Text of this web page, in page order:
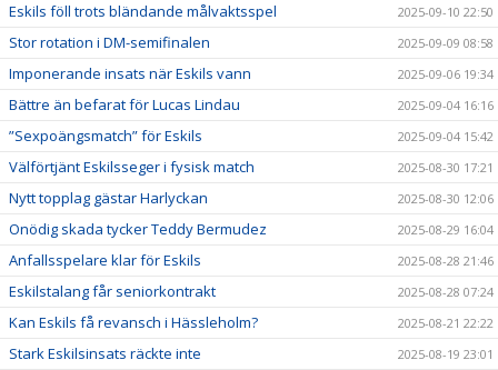
Eskils föll trots bländande målvaktsspel 2025-09-10 22:50
Stor rotation i DM-semifinalen 2025-09-09 08:58
Imponerande insats när Eskils vann 2025-09-06 19:34
Bättre än befarat för Lucas Lindau 2025-09-04 16:16
”Sexpoängsmatch” för Eskils 2025-09-04 15:42
Välförtjänt Eskilsseger i fysisk match 2025-08-30 17:21
Nytt topplag gästar Harlyckan 2025-08-30 12:06
Onödig skada tycker Teddy Bermudez 2025-08-29 16:04
Anfallsspelare klar för Eskils 2025-08-28 21:46
Eskilstalang får seniorkontrakt 2025-08-28 07:24
Kan Eskils få revansch i Hässleholm? 2025-08-21 22:22
Stark Eskilsinsats räckte inte 2025-08-19 23:01